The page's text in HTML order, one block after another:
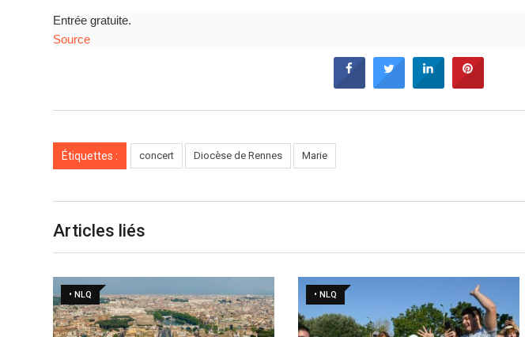
Entrée gratuite.
Source
Étiquettes : concert Diocèse de Rennes Marie
Articles liés
• NLQ • NLQ